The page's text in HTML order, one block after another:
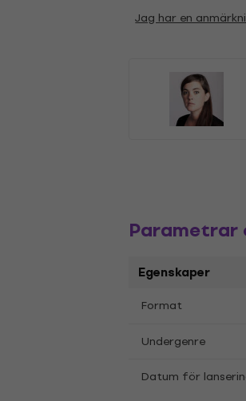
Jag har en
Parametrar
Egenskaper
Format
Undergenre
Datum för